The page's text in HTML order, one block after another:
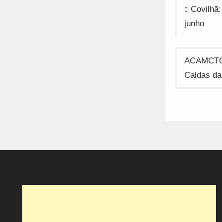
de
junho
Caldas